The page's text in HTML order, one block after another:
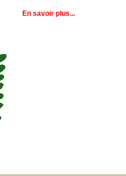
En savoir plus...